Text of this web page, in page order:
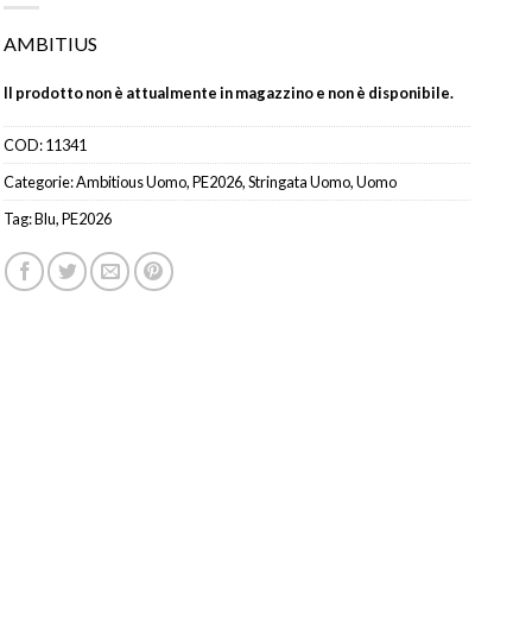
AMBITIUS
Il prodotto non è attualmente in magazzino e non è disponibile.
COD:11341
Categorie:Ambitious Uomo,PE2026,Stringata Uomo,Uomo
Tag:Blu,PE2026